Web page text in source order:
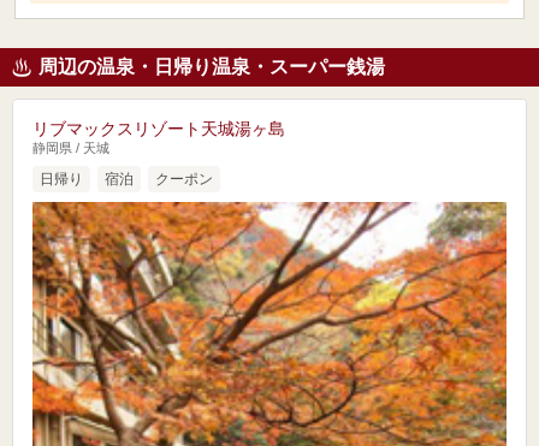
周辺の温泉・日帰り温泉・スーパー銭湯
リブマックスリゾート天城湯ヶ島
静岡県 / 天城
日帰り 宿泊 クーポン